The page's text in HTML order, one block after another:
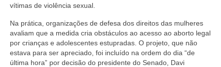
vítimas de violência sexual.
Na prática, organizações de defesa dos direitos das mulheres
avaliam que a medida cria obstáculos ao acesso ao aborto legal
por crianças e adolescentes estupradas. O projeto, que não
estava para ser apreciado, foi incluído na ordem do dia “de
última hora” por decisão do presidente do Senado, Davi